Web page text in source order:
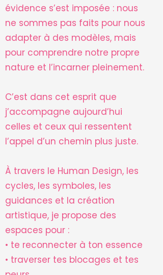
évidence s’est imposée : nous
ne sommes pas faits pour nous
adapter à des modèles, mais
pour comprendre notre propre
nature et l’incarner pleinement.
C’est dans cet esprit que
j’accompagne aujourd’hui
celles et ceux qui ressentent
l’appel d’un chemin plus juste.
À travers le Human Design, les
cycles, les symboles, les
guidances et la création
artistique, je propose des
espaces pour :
• te reconnecter à ton essence
• traverser tes blocages et tes